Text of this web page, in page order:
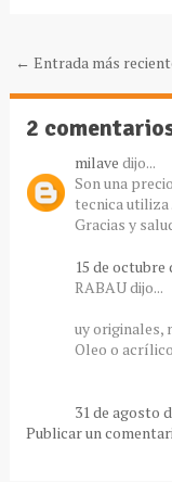
← Entrada más
2
milave dijo...
Son una
tecnica utiliza .
Gracias y
15 de octubre
RABAU dijo...
uy originales,
Oleo o
31 de agosto
Publicar un